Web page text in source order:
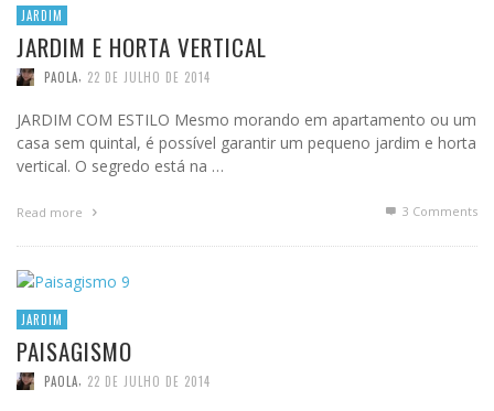
JARDIM
JARDIM E HORTA VERTICAL
PAOLA 22 DE JULHO DE 2014
JARDIM COM ESTILO Mesmo morando em apartamento ou um
casa sem quintal, é possível garantir um pequeno jardim e horta
vertical. O segredo está na …
Read more 3 Comments
JARDIM
PAISAGISMO
PAOLA 22 DE JULHO DE 2014